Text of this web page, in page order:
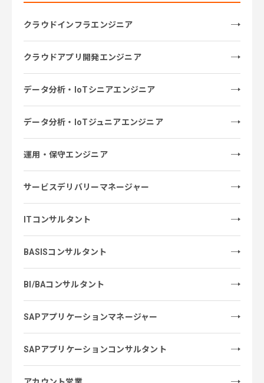
クラウドインフラエンジニア
クラウドアプリ開発エンジニア
データ分析・IoTシニアエンジニア
データ分析・IoTジュニアエンジニア
運用・保守エンジニア
サービスデリバリーマネージャー
ITコンサルタント
BASISコンサルタント
BI/BAコンサルタント
SAPアプリケーションマネージャー
SAPアプリケーションコンサルタント